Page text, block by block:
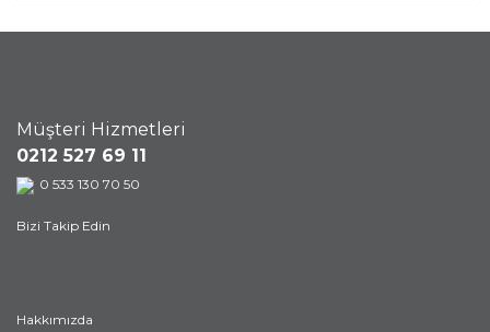
Müşteri Hizmetleri
0212 527 69 11
0 533 130 70 50
Bizi Takip Edin
Hakkımızda